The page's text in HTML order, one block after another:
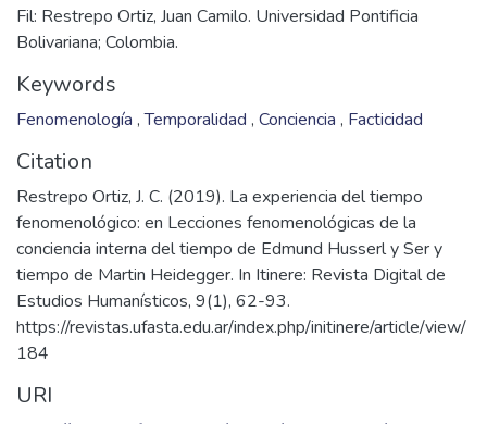
structures of consciousness, and are the vital dimensions in
which existence manifests itself. Things in themselves have
no temporality, the time of transcendent objects arises from
the consciousness of duration, from the constant
Bolivariana; Colombia.
Keywords
Fenomenología, Temporalidad ,Conciencia,Facticidad
Citation
Restrepo Ortiz, J. C. (2019). La experiencia del tiempo
fenomenológico: en Lecciones fenomenológicas de la